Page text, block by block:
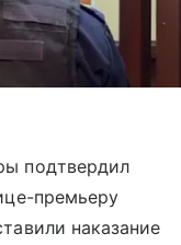
подтвердил
премьеру
наказание